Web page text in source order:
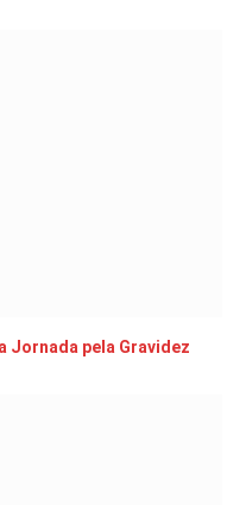
Jornada pela Gravidez